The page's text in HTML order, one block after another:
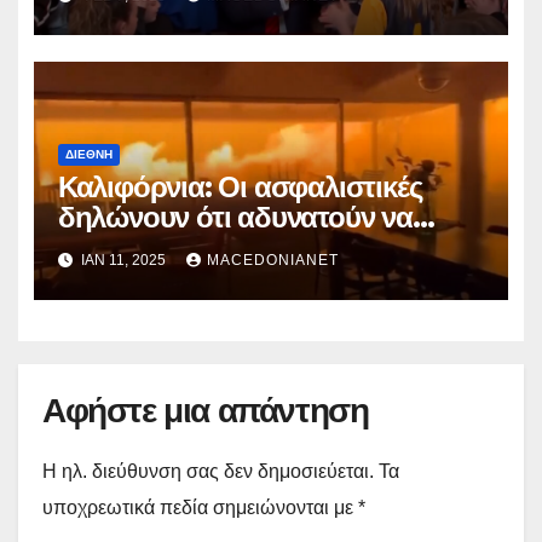
ΔΙΕΘΝΉ
Καλιφόρνια: Οι ασφαλιστικές
δηλώνουν ότι αδυνατούν να
καλύψουν τις αποζημιώσεις!
ΙΑΝ 11, 2025 MACEDONIANET
Αφήστε μια απάντηση
Η ηλ. διεύθυνση σας δεν δημοσιεύεται. Τα
υποχρεωτικά πεδία σημειώνονται με *